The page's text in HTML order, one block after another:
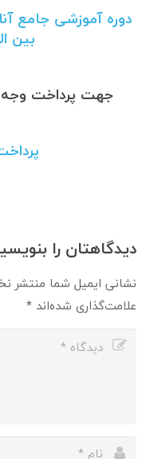
دوره آموزشی جامع
بین
جهت پرداخت وجه
دیدگاهتان را
نشانی ایمیل شما منتشر
علامت‌گذاری شده‌اند*